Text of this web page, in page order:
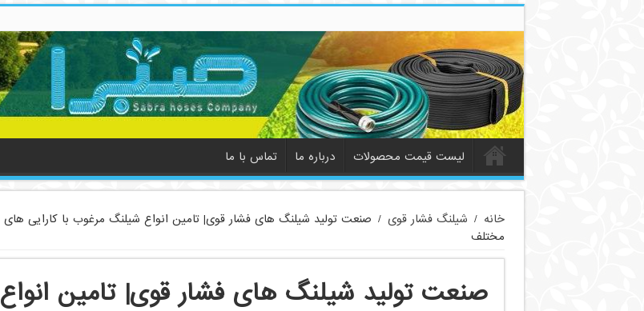
لیست قیمت محصولات درباره ما تماس با ما
خانه / شیلنگ فشار قوی / صنعت تولید شیلنگ های فشار قوی| تامین انواع شیلنگ مرغوب با کارایی های
مختلف
صنعت تولید شیلنگ های فشار قوی| تامین انواع